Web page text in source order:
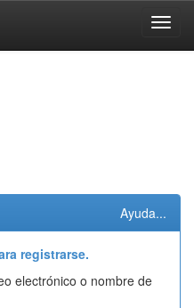
Ayuda...
registrarse.
electrónico o nombre de